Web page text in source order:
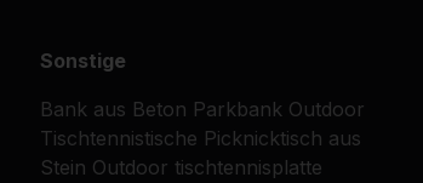
Sonstige
Bank aus Beton Parkbank Outdoor
Tischtennistische Picknicktisch aus
Stein Outdoor tischtennisplatte